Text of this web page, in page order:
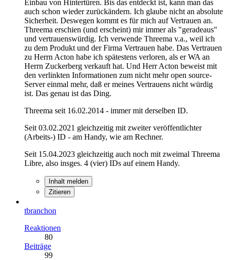
Einbau von Hintertüren. Bis das entdeckt ist, kann man das
auch schon wieder zurückändern. Ich glaube nicht an absolute
Sicherheit. Deswegen kommt es für mich auf Vertrauen an.
Threema erschien (und erscheint) mir immer als "geradeaus"
und vertrauenswürdig. Ich verwende Threema v.a., weil ich
zu dem Produkt und der Firma Vertrauen habe. Das Vertrauen
zu Herrn Acton habe ich spätestens verloren, als er WA an
Herrn Zuckerberg verkauft hat. Und Herr Acton beweist mit
den verlinkten Informationen zum nicht mehr open source-
Server einmal mehr, daß er meines Vertrauens nicht würdig
ist. Das genau ist das Ding.
Threema seit 16.02.2014 - immer mit derselben ID.
Seit 03.02.2021 gleichzeitig mit zweiter veröffentlichter
(Arbeits-) ID - am Handy, wie am Rechner.
Seit 15.04.2023 gleichzeitig auch noch mit zweimal Threema
Libre, also insges. 4 (vier) IDs auf einem Handy.
Inhalt melden
Zitieren
tbranchon
Reaktionen
80
Beiträge
99